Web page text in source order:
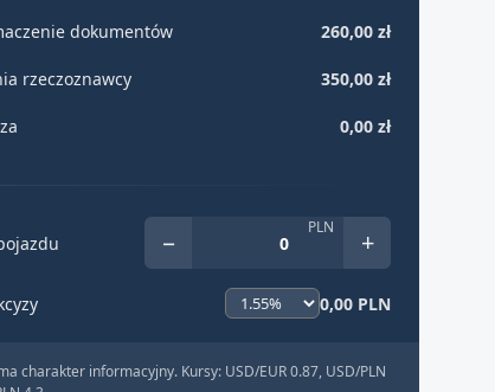
dokumentów 260,00 zł
rzeczoznawcy 350,00 zł
0,00 zł
− PLN +
0,00 PLN
charakter informacyjny. Kursy: USD/EUR 0.87, USD/PLN